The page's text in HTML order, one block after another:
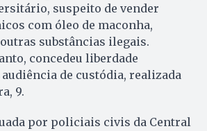
suspeito de vender
com óleo de maconha,
substâncias ilegais.
concedeu liberdade
de custódia, realizada
9.
por policiais civis da Central